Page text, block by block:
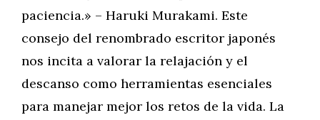
paciencia.» – Haruki Murakami. Este
consejo del renombrado escritor japonés
nos incita a valorar la relajación y el
descanso como herramientas esenciales
para manejar mejor los retos de la vida. La